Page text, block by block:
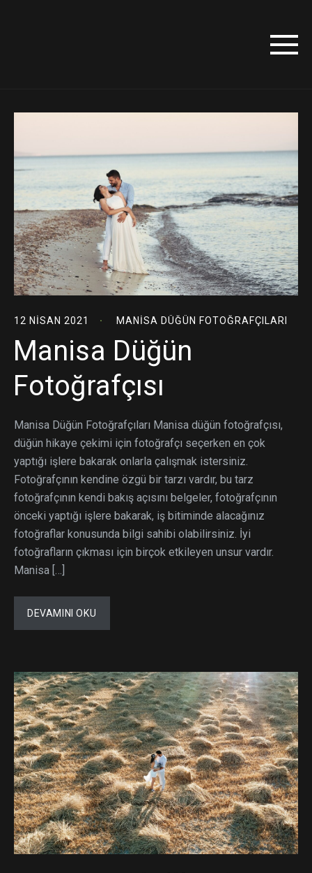
12 NISAN 2021 MANISA DÜĞÜN FOTOĞRAFÇILARI
Manisa Düğün
Fotoğrafçısı
Manisa Düğün Fotoğrafçıları Manisa düğün fotoğrafçısı,
düğün hikaye çekimi için fotoğrafçı seçerken en çok
yaptığı işlere bakarak onlarla çalışmak istersiniz.
Fotoğrafçının kendine özgü bir tarzı vardır, bu tarz
fotoğrafçının kendi bakış açısını belgeler, fotoğrafçının
önceki yaptığı işlere bakarak, iş bitiminde alacağınız
fotoğraflar konusunda bilgi sahibi olabilirsiniz. İyi
fotoğrafların çıkması için birçok etkileyen unsur vardır.
Manisa […]
DEVAMINI OKU